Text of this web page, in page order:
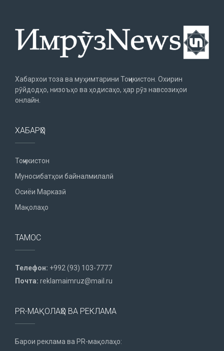
Хабархои тоза ва муҳимтарини Тоҷикистон. Охирин
рӯйдодҳо, низоъҳо ва ҳодисаҳо, ҳар рӯз навсозиҳои
онлайн.
ХАБАРҲО
Тоҷикистон
Муносибатҳои байналмилалӣ
Осиёи Марказӣ
Мақолаҳо
ТАМОС
Телефон: +992 (93) 103-7777
Почта: reklamaimruz@mail.ru
PR-МАҚОЛАҲО ВА РЕКЛАМА
Барои реклама ва PR-мақолаҳо: